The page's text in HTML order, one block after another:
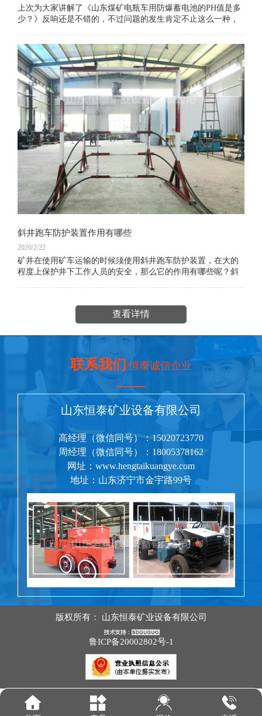
上次为大家讲解了《山东煤矿电瓶车用防爆蓄电池的PH值是多
少？》反响还是不错的，不过问题的发生肯定不止这么一种，
斜井跑车防护装置作用有哪些
2020/2/22
矿井在使用矿车运输的时候须使用斜井跑车防护装置，在大的
程度上保护井下工作人员的安全，那么它的作用有哪些呢？斜
查看详情
联系我们 恒泰诚信企业
——
山东恒泰矿业设备有限公司
高经理（微信同号）：15020723770
周经理（微信同号）：18005378162
网址：www.hengtaikuangye.com
地址：山东济宁市金宇路99号
版权所有： 山东恒泰矿业设备有限公司
鲁ICP备20002802号-1